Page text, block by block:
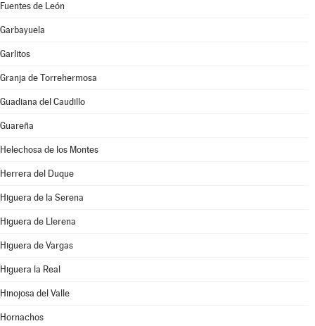
Fuentes de León
Garbayuela
Garlitos
Granja de Torrehermosa
Guadiana del Caudillo
Guareña
Helechosa de los Montes
Herrera del Duque
Higuera de la Serena
Higuera de Llerena
Higuera de Vargas
Higuera la Real
Hinojosa del Valle
Hornachos